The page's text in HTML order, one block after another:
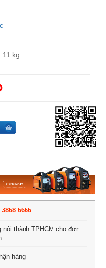
11 kg
3868 6666
nội thành TPHCM cho đơn
hàng